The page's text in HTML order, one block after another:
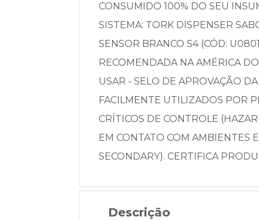
CONSUMIDO 100% DO SEU
SISTEMA: TORK DISPENSER
SENSOR BRANCO S4 (CÓD:
RECOMENDADA NA AMÉRICA
USAR - SELO DE APROVAÇÃO
FACILMENTE UTILIZADOS POR
CRÍTICOS DE CONTROLE
EM CONTATO COM AMBIENTES
SECONDARY). CERTIFICA
Descrição